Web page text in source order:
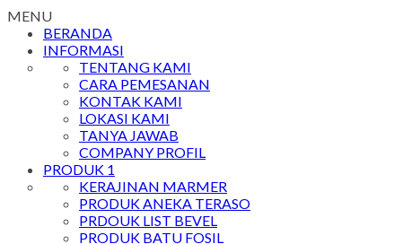
MENU
BERANDA
INFORMASI
TENTANG KAMI
CARA PEMESANAN
KONTAK KAMI
LOKASI KAMI
TANYA JAWAB
COMPANY PROFIL
PRODUK 1
KERAJINAN MARMER
PRODUK ANEKA TERASO
PRDOUK LIST BEVEL
PRODUK BATU FOSIL